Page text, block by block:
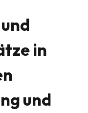
in
und